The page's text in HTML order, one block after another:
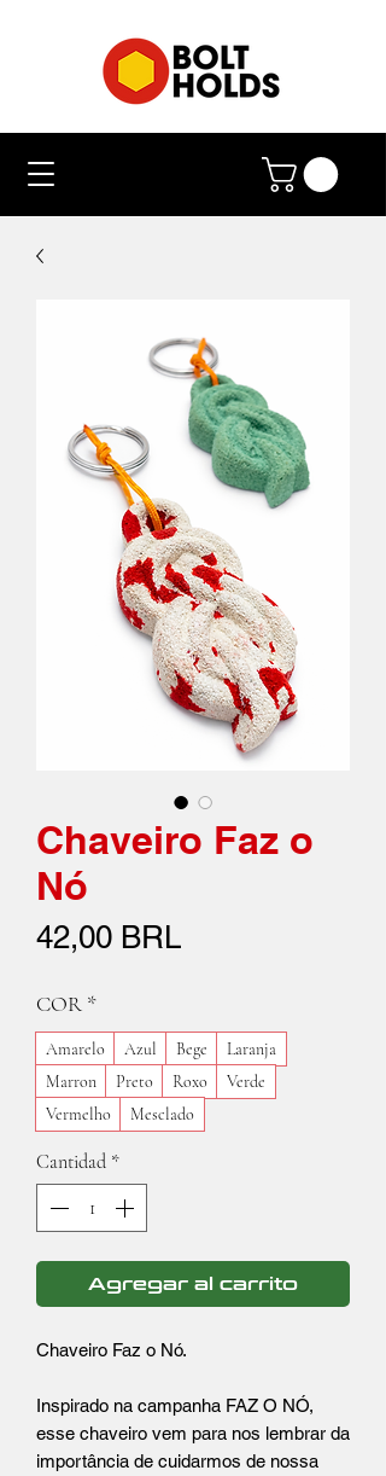
Chaveiro Faz o
Nó
42,00 BRLPrecio
COR *
Amarelo Azul Bege
Laranja
Marron
Preto Roxo
Verde
Vermelho
Mesclado
Cantidad *
Agregar al carrito
Chaveiro Faz o Nó.
Inspirado na campanha FAZ O NÓ,
esse chaveiro vem para nos lembrar da
importância de cuidarmos de nossa